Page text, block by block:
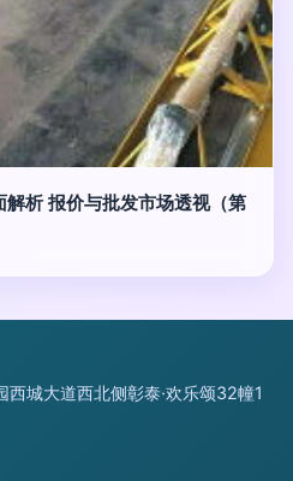
析 报价与批发市场透视（第
城大道西北侧彰泰·欢乐颂32幢1